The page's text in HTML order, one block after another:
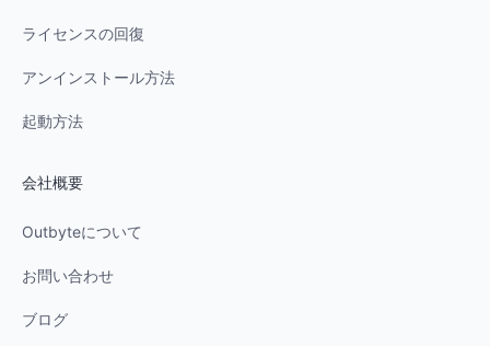
ライセンスの回復
アンインストール方法
起動方法
会社概要
Outbyteについて
お問い合わせ
ブログ